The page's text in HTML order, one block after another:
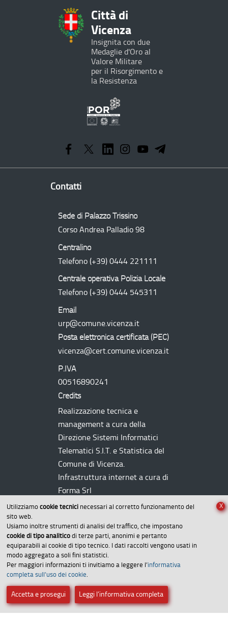
Utilizziamo cookie tecnici necessari al corretto funzionamento del
sito web.
Usiamo inoltre strumenti di analisi del traffico, che impostano
cookie di tipo analitico di terze parti, anonimi e pertanto
equiparabili ai cookie di tipo tecnico. I dati raccolti vengono usati in
modo aggregato a soli fini statistici.
Per maggiori informazioni ti invitiamo a leggere l’informativa
completa sull’uso dei cookie
Accetta e prosegui Leggi l’informativa completa
X
Città di
Vicenza
Insignita con due
Medaglie d'Oro al
Valore Militare
per il Risorgimento e
la Resistenza
Operativo
Regionale
Contatti
Sede di Palazzo Trissino
Corso Andrea Palladio 98
Centralino
Telefono (+39) 0444 221111
Centrale operativa Polizia Locale
Telefono (+39) 0444 545311
Email
urp@comune.vicenza.it
Posta elettronica certificata (PEC)
vicenza@cert.comune.vicenza.it
P.IVA
00516890241
Credits
Realizzazione tecnica e
management a cura della
Direzione Sistemi Informatici
Telematici S.I.T. e Statistica del
Comune di Vicenza.
Infrastruttura internet a cura di
Forma Srl
Amministrazione trasparente
Dichiarazione di accessibilità